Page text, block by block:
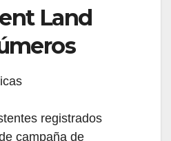
Land
registrados
campaña de